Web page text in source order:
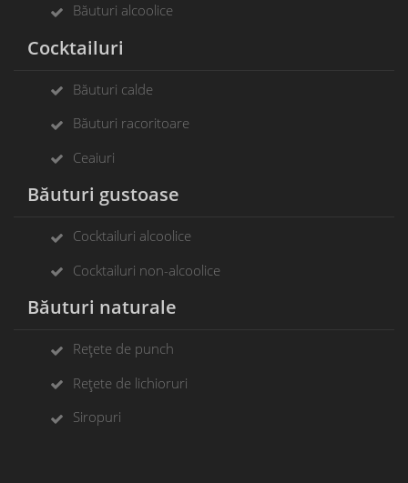
Băuturi alcoolice
Cocktailuri
Băuturi calde
Băuturi racoritoare
Ceaiuri
Băuturi gustoase
Cocktailuri alcoolice
Cocktailuri non-alcoolice
Băuturi naturale
Rețete de punch
Rețete de lichioruri
Siropuri